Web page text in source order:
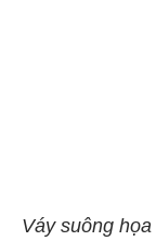
Váy suông